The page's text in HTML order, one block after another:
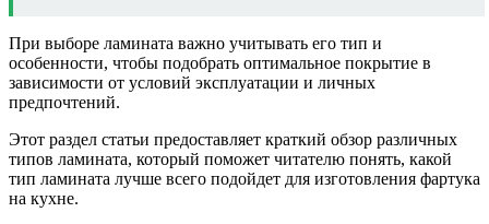
При выборе ламината важно учитывать его тип и
особенности, чтобы подобрать оптимальное покрытие в
зависимости от условий эксплуатации и личных
предпочтений.
Этот раздел статьи предоставляет краткий обзор различных
типов ламината, который поможет читателю понять, какой
тип ламината лучше всего подойдет для изготовления фартука
на кухне.